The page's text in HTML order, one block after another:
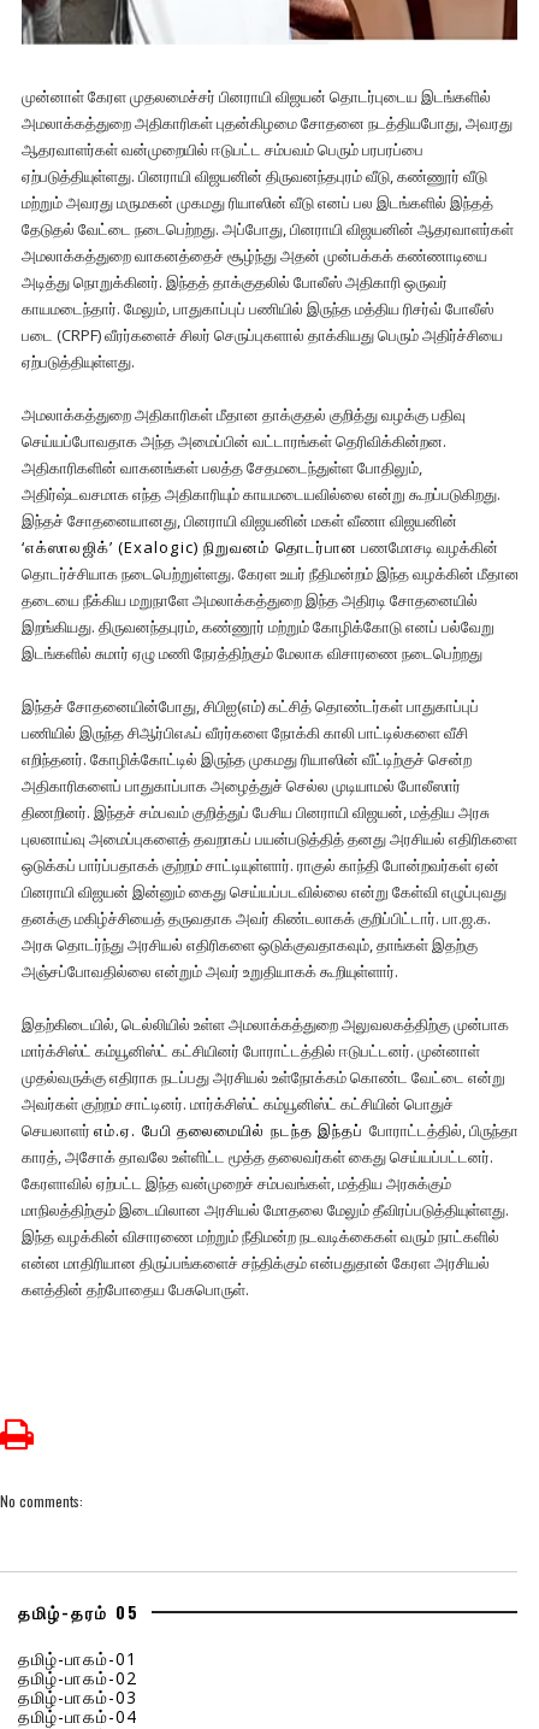
முன்னாள் கேரள முதலமைச்சர் பினராயி விஜயன் தொடர்புடைய இடங்களில்
அமலாக்கத்துறை அதிகாரிகள் புதன்கிழமை சோதனை நடத்தியபோது, அவரது
ஆதரவாளர்கள் வன்முறையில் ஈடுபட்ட சம்பவம் பெரும் பரபரப்பை
ஏற்படுத்தியுள்ளது. பினராயி விஜயனின் திருவனந்தபுரம் வீடு, கண்ணூர் வீடு
மற்றும் அவரது மருமகன் முகமது ரியாஸின் வீடு எனப் பல இடங்களில் இந்தத்
தேடுதல் வேட்டை நடைபெற்றது. அப்போது, பினராயி விஜயனின் ஆதரவாளர்கள்
அமலாக்கத்துறை வாகனத்தைச் சூழ்ந்து அதன் முன்பக்கக் கண்ணாடியை
அடித்து நொறுக்கினர். இந்தத் தாக்குதலில் போலீஸ் அதிகாரி ஒருவர்
காயமடைந்தார். மேலும், பாதுகாப்புப் பணியில் இருந்த மத்திய ரிசர்வ் போலீஸ்
படை (CRPF) வீரர்களைச் சிலர் செருப்புகளால் தாக்கியது பெரும் அதிர்ச்சியை
ஏற்படுத்தியுள்ளது.
அமலாக்கத்துறை அதிகாரிகள் மீதான தாக்குதல் குறித்து வழக்கு பதிவு
செய்யப்போவதாக அந்த அமைப்பின் வட்டாரங்கள் தெரிவிக்கின்றன.
அதிகாரிகளின் வாகனங்கள் பலத்த சேதமடைந்துள்ள போதிலும்,
அதிர்ஷ்டவசமாக எந்த அதிகாரியும் காயமடையவில்லை என்று கூறப்படுகிறது.
இந்தச் சோதனையானது, பினராயி விஜயனின் மகள் வீணா விஜயனின்
‘எக்ஸாலஜிக்’ (Exalogic) நிறுவனம் தொடர்பான பணமோசடி வழக்கின்
தொடர்ச்சியாக நடைபெற்றுள்ளது. கேரள உயர் நீதிமன்றம் இந்த வழக்கின் மீதான
தடையை நீக்கிய மறுநாளே அமலாக்கத்துறை இந்த அதிரடி சோதனையில்
இறங்கியது. திருவனந்தபுரம், கண்ணூர் மற்றும் கோழிக்கோடு எனப் பல்வேறு
இடங்களில் சுமார் ஏழு மணி நேரத்திற்கும் மேலாக விசாரணை நடைபெற்றது
இந்தச் சோதனையின்போது, சிபிஐ(எம்) கட்சித் தொண்டர்கள் பாதுகாப்புப்
பணியில் இருந்த சிஆர்பிஎஃப் வீரர்களை நோக்கி காலி பாட்டில்களை வீசி
எறிந்தனர். கோழிக்கோட்டில் இருந்த முகமது ரியாஸின் வீட்டிற்குச் சென்ற
அதிகாரிகளைப் பாதுகாப்பாக அழைத்துச் செல்ல முடியாமல் போலீஸார்
திணறினர். இந்தச் சம்பவம் குறித்துப் பேசிய பினராயி விஜயன், மத்திய அரசு
புலனாய்வு அமைப்புகளைத் தவறாகப் பயன்படுத்தித் தனது அரசியல் எதிரிகளை
ஒடுக்கப் பார்ப்பதாகக் குற்றம் சாட்டியுள்ளார். ராகுல் காந்தி போன்றவர்கள் ஏன்
பினராயி விஜயன் இன்னும் கைது செய்யப்படவில்லை என்று கேள்வி எழுப்புவது
தனக்கு மகிழ்ச்சியைத் தருவதாக அவர் கிண்டலாகக் குறிப்பிட்டார். பா.ஜ.க.
அரசு தொடர்ந்து அரசியல் எதிரிகளை ஒடுக்குவதாகவும், தாங்கள் இதற்கு
அஞ்சப்போவதில்லை என்றும் அவர் உறுதியாகக் கூறியுள்ளார்.
இதற்கிடையில், டெல்லியில் உள்ள அமலாக்கத்துறை அலுவலகத்திற்கு முன்பாக
மார்க்சிஸ்ட் கம்யூனிஸ்ட் கட்சியினர் போராட்டத்தில் ஈடுபட்டனர். முன்னாள்
முதல்வருக்கு எதிராக நடப்பது அரசியல் உள்நோக்கம் கொண்ட வேட்டை என்று
அவர்கள் குற்றம் சாட்டினர். மார்க்சிஸ்ட் கம்யூனிஸ்ட் கட்சியின் பொதுச்
செயலாளர் எம்.ஏ. பேபி தலைமையில் நடந்த இந்தப் போராட்டத்தில், பிருந்தா
காரத், அசோக் தாவலே உள்ளிட்ட மூத்த தலைவர்கள் கைது செய்யப்பட்டனர்.
கேரளாவில் ஏற்பட்ட இந்த வன்முறைச் சம்பவங்கள், மத்திய அரசுக்கும்
மாநிலத்திற்கும் இடையிலான அரசியல் மோதலை மேலும் தீவிரப்படுத்தியுள்ளது.
இந்த வழக்கின் விசாரணை மற்றும் நீதிமன்ற நடவடிக்கைகள் வரும் நாட்களில்
என்ன மாதிரியான திருப்பங்களைச் சந்திக்கும் என்பதுதான் கேரள அரசியல்
களத்தின் தற்போதைய பேசுபொருள்.
No comments:
தமிழ்-தரம் 05
தமிழ்-பாகம்-01
தமிழ்-பாகம்-02
தமிழ்-பாகம்-03
தமிழ்-பாகம்-04